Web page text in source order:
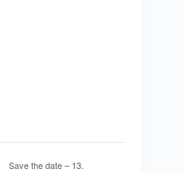
Save the date – 13.